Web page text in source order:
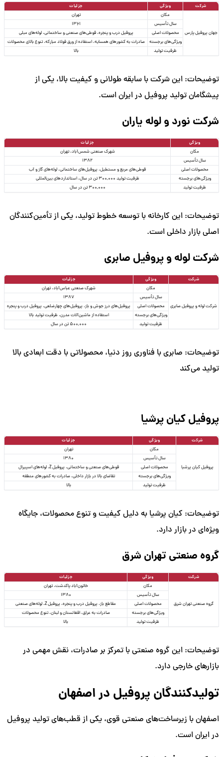
شرکت ویژگی جزئیات
جهان پروفیل پارس
مکان
تهران
سال تأسیس
1361
محصولات اصلی
پروفیل درب و پنجره، قوطی‌های صنعتی و ساختمانی، لوله‌های مبلی
ویژگی‌های برجسته
صادرات به کشورهای همسایه، استفاده از ورق فولاد مبارکه، تنوع بالای محصولات
ظرفیت تولید
بالا
توضیحات: این شرکت با سابقه طولانی و کیفیت بالا، یکی از
پیشگامان تولید پروفیل در ایران است.
شرکت نورد و لوله یاران
ویژگی
جزئیات
مکان
شهرک صنعتی شمس‌آباد، تهران
سال تأسیس
1382
محصولات اصلی
قوطی‌های مربع و مستطیل، پروفیل‌های ساختمانی، لوله‌های گاز و آب
ویژگی‌های برجسته
ظرفیت تولید 300,000 تن در سال، استانداردهای بین‌المللی
ظرفیت تولید
300,000 تن در سال
توضیحات: این کارخانه با توسعه خطوط تولید، یکی از تأمین‌کنندگان
اصلی بازار داخلی است.
شرکت لوله و پروفیل صابری
شرکت ویژگی جزئیات
شرکت لوله و پروفیل صابری
مکان
شهرک صنعتی عباس‌آباد، تهران
سال تأسیس
1387
محصولات اصلی
پروفیل‌های درز جوش و باز، پروفیل‌های چهارضلعی، پروفیل درب و پنجره
ویژگی‌های برجسته
استفاده از ماشین‌آلات مدرن، ظرفیت تولید بالا
ظرفیت تولید
500,000 تن در سال
توضیحات: صابری با فناوری روز دنیا، محصولاتی با دقت ابعادی بالا
تولید می‌کند
پروفیل کیان پرشیا
شرکت ویژگی جزئیات
پروفیل کیان پرشیا
مکان
تهران
سال تأسیس
1380
محصولات اصلی
قوطی‌های صنعتی و ساختمانی، پروفیل Z، لوله‌های اسپیرال
ویژگی‌های برجسته
تقاضای بالا در بازار داخلی، صادرات به کشورهای منطقه
ظرفیت تولید
بالا
توضیحات: کیان پرشیا به دلیل کیفیت و تنوع محصولات، جایگاه
ویژه‌ای در بازار دارد.
گروه صنعتی تهران شرق
شرکت ویژگی جزئیات
گروه صنعتی تهران شرق
مکان
خاتون‌آباد پاکدشت، تهران
سال تأسیس
1380
محصولات اصلی
مقاطع باز، پروفیل درب و پنجره، پروفیل Z، لوله‌های صنعتی
ویژگی‌های برجسته
صادرات به عراق، افغانستان و لبنان، تنوع محصولات
ظرفیت تولید
بالا
توضیحات: این گروه صنعتی با تمرکز بر صادرات، نقش مهمی در
بازارهای خارجی دارد.
تولیدکنندگان پروفیل در اصفهان
اصفهان با زیرساخت‌های صنعتی قوی، یکی از قطب‌های تولید پروفیل
در ایران است.